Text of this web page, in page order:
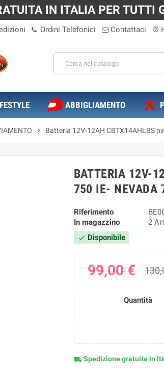
IN ITALIA PER TUTTI
Ordini Telefonici Contattaci help_outline
ABBIGLIAMENTO
chevron_right Batteria 12V-12AH CBTX14AHLBS
BATTERIA 12V-
750 IE- NEVADA
Riferimento
In magazzino
2
check Disponibile
99,00 €
Quantità
local_shippingSpedizione gratuita in